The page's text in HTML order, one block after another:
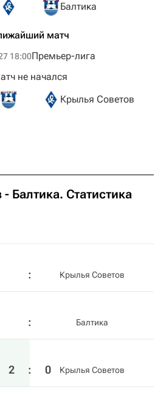
Балтика
матч
18:00Премьер-лига
не начался
Крылья Советов
Балтика. Статистика
Крылья Советов
Балтика
2 : 0 Крылья Советов